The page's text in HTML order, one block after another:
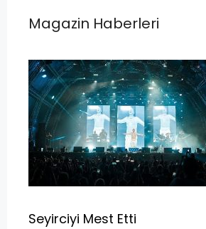
Magazin Haberleri
Seyirciyi Mest Etti